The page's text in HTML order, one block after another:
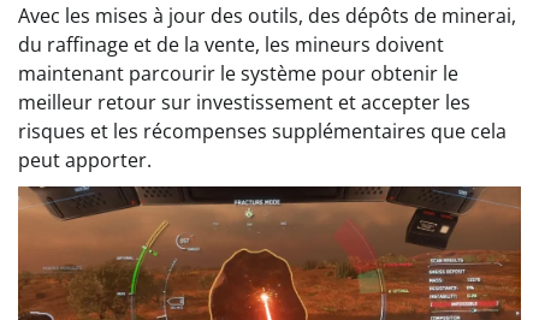
Avec les mises à jour des outils, des dépôts de minerai,
du raffinage et de la vente, les mineurs doivent
maintenant parcourir le système pour obtenir le
meilleur retour sur investissement et accepter les
risques et les récompenses supplémentaires que cela
peut apporter.